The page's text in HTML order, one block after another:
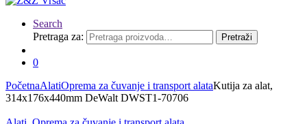
Search
Pretraga za:
Pretraži
0
PočetnaAlatiOprema za čuvanje i transport alataKutija za alat,
314x176x440mm DeWalt DWST1-70706